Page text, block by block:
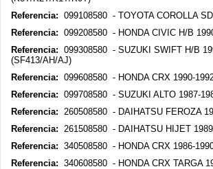
Referencia: 099108580 - TOYOTA COROLLA
Referencia: 099208580 - HONDA CIVIC H/B
Referencia: 099308580 - SUZUKI SWIFT H/B
(SF413/AH/AJ)
Referencia: 099608580 - HONDA CRX 1990-
Referencia: 099708580 - SUZUKI ALTO 1987-
Referencia: 260508580 - DAIHATSU FEROZA
Referencia: 261508580 - DAIHATSU HIJET
Referencia: 340508580 - HONDA CRX 1986-
Referencia: 340608580 - HONDA CRX TARGA